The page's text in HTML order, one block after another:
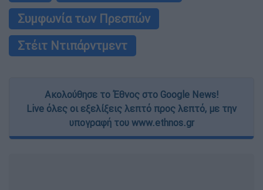
Συμφωνία των Πρεσπών
Στέιτ Ντιπάρντμεντ
Ακολούθησε το Έθνος στο Google News!
Live όλες οι εξελίξεις λεπτό προς λεπτό, με την
υπογραφή του www.ethnos.gr